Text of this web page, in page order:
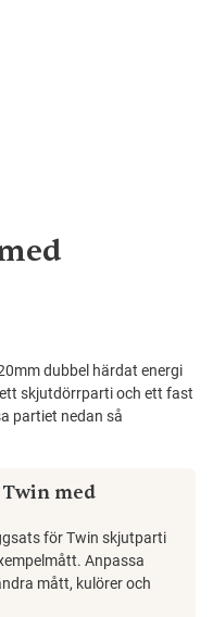
dubbel härdat energi
skjutdörrparti och ett fast
partiet nedan så
med
för Twin skjutparti
Anpassa
mått, kulörer och